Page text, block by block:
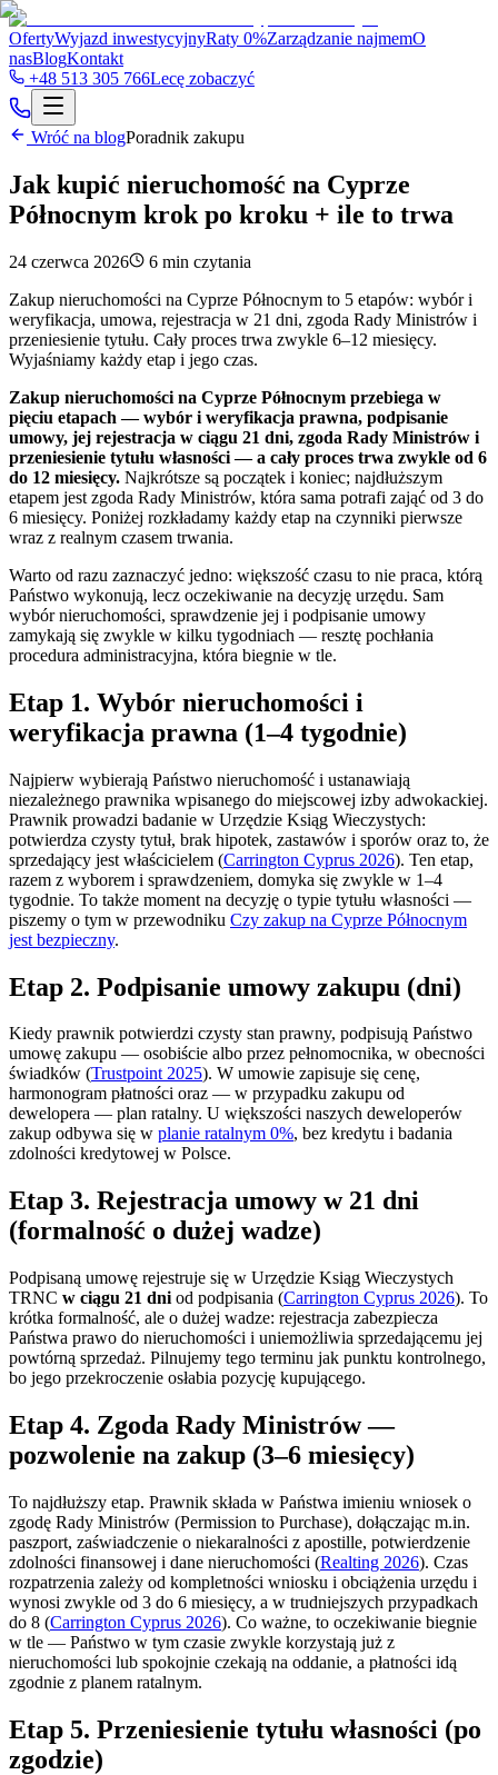
OfertyWyjazd inwestycyjnyRaty 0%Zarządzanie najmemO
nasBlogKontakt
+48 513 305 766Lecę zobaczyć
Wróć na blogPoradnik zakupu
Jak kupić nieruchomość na Cyprze
Północnym krok po kroku + ile to trwa
24 czerwca 2026 6 min czytania
Zakup nieruchomości na Cyprze Północnym to 5 etapów: wybór i
weryfikacja, umowa, rejestracja w 21 dni, zgoda Rady Ministrów i
przeniesienie tytułu. Cały proces trwa zwykle 6–12 miesięcy.
Wyjaśniamy każdy etap i jego czas.
Zakup nieruchomości na Cyprze Północnym przebiega w
pięciu etapach — wybór i weryfikacja prawna, podpisanie
umowy, jej rejestracja w ciągu 21 dni, zgoda Rady Ministrów i
przeniesienie tytułu własności — a cały proces trwa zwykle od 6
do 12 miesięcy. Najkrótsze są początek i koniec; najdłuższym
etapem jest zgoda Rady Ministrów, która sama potrafi zająć od 3 do
6 miesięcy. Poniżej rozkładamy każdy etap na czynniki pierwsze
wraz z realnym czasem trwania.
Warto od razu zaznaczyć jedno: większość czasu to nie praca, którą
Państwo wykonują, lecz oczekiwanie na decyzję urzędu. Sam
wybór nieruchomości, sprawdzenie jej i podpisanie umowy
zamykają się zwykle w kilku tygodniach — resztę pochłania
procedura administracyjna, która biegnie w tle.
Etap 1. Wybór nieruchomości i
weryfikacja prawna (1–4 tygodnie)
Najpierw wybierają Państwo nieruchomość i ustanawiają
niezależnego prawnika wpisanego do miejscowej izby adwokackiej.
Prawnik prowadzi badanie w Urzędzie Ksiąg Wieczystych:
potwierdza czysty tytuł, brak hipotek, zastawów i sporów oraz to, że
sprzedający jest właścicielem (Carrington Cyprus 2026). Ten etap,
razem z wyborem i sprawdzeniem, domyka się zwykle w 1–4
tygodnie. To także moment na decyzję o typie tytułu własności —
piszemy o tym w przewodniku Czy zakup na Cyprze Północnym
jest bezpieczny.
Etap 2. Podpisanie umowy zakupu (dni)
Kiedy prawnik potwierdzi czysty stan prawny, podpisują Państwo
umowę zakupu — osobiście albo przez pełnomocnika, w obecności
świadków (Trustpoint 2025). W umowie zapisuje się cenę,
harmonogram płatności oraz — w przypadku zakupu od
dewelopera — plan ratalny. U większości naszych deweloperów
zakup odbywa się w planie ratalnym 0%, bez kredytu i badania
zdolności kredytowej w Polsce.
Etap 3. Rejestracja umowy w 21 dni
(formalność o dużej wadze)
Podpisaną umowę rejestruje się w Urzędzie Ksiąg Wieczystych
TRNC w ciągu 21 dni od podpisania (Carrington Cyprus 2026). To
krótka formalność, ale o dużej wadze: rejestracja zabezpiecza
Państwa prawo do nieruchomości i uniemożliwia sprzedającemu jej
powtórną sprzedaż. Pilnujemy tego terminu jak punktu kontrolnego,
bo jego przekroczenie osłabia pozycję kupującego.
Etap 4. Zgoda Rady Ministrów —
pozwolenie na zakup (3–6 miesięcy)
To najdłuższy etap. Prawnik składa w Państwa imieniu wniosek o
zgodę Rady Ministrów (Permission to Purchase), dołączając m.in.
paszport, zaświadczenie o niekaralności z apostille, potwierdzenie
zdolności finansowej i dane nieruchomości (Realting 2026). Czas
rozpatrzenia zależy od kompletności wniosku i obciążenia urzędu i
wynosi zwykle od 3 do 6 miesięcy, a w trudniejszych przypadkach
do 8 (Carrington Cyprus 2026). Co ważne, to oczekiwanie biegnie
w tle — Państwo w tym czasie zwykle korzystają już z
nieruchomości lub spokojnie czekają na oddanie, a płatności idą
zgodnie z planem ratalnym.
Etap 5. Przeniesienie tytułu własności (po
zgodzie)